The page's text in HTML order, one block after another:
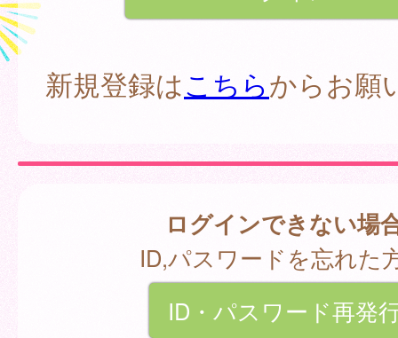
新規登録はこちらからお願
ログインできない場
ID,パスワードを忘れた
ID・パスワード再発